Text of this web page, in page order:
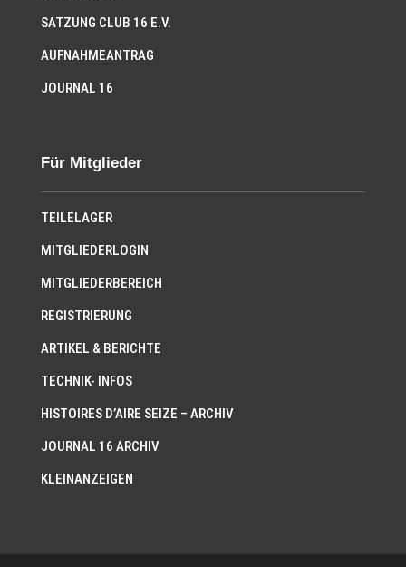
SATZUNG CLUB 16 E.V.
AUFNAHMEANTRAG
JOURNAL 16
Für Mitglieder
TEILELAGER
MITGLIEDERLOGIN
MITGLIEDERBEREICH
REGISTRIERUNG
ARTIKEL & BERICHTE
TECHNIK- INFOS
HISTOIRES D’AIRE SEIZE – ARCHIV
JOURNAL 16 ARCHIV
KLEINANZEIGEN